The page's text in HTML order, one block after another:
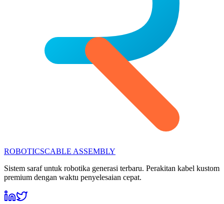
ROBOTICSCABLE ASSEMBLY
Sistem saraf untuk robotika generasi terbaru. Perakitan kabel kustom
premium dengan waktu penyelesaian cepat.